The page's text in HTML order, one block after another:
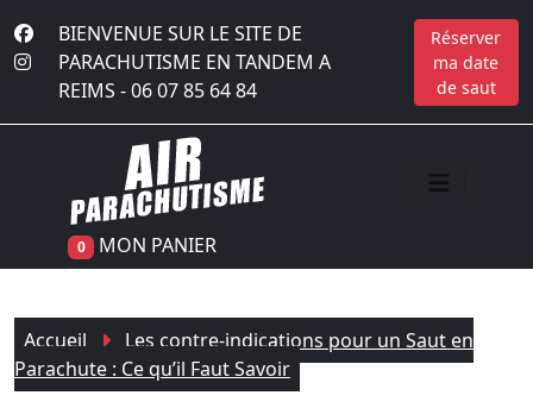
BIENVENUE SUR LE SITE DE
PARACHUTISME EN TANDEM A
REIMS -06 07 85 64 84
Réserver
ma date
de saut
0 MON PANIER
Accueil
Les contre-indications pour un Saut en
Parachute : Ce qu’il Faut Savoir